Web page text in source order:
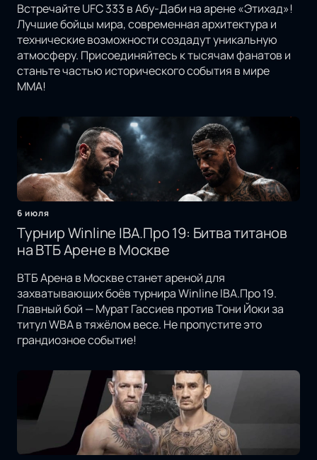
Встречайте UFC 333 в Абу-Даби на арене «Этихад»!
Лучшие бойцы мира, современная архитектура и
технические возможности создадут уникальную
атмосферу. Присоединяйтесь к тысячам фанатов и
станьте частью исторического события в мире
MMA!
6 июля
Турнир Winline IBA.Про 19: Битва титанов
на ВТБ Арене в Москве
ВТБ Арена в Москве станет ареной для
захватывающих боёв турнира Winline IBA.Про 19.
Главный бой — Мурат Гассиев против Тони Йоки за
титул WBA в тяжёлом весе. Не пропустите это
грандиозное событие!